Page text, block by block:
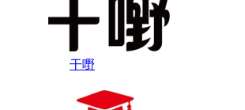
干嘢